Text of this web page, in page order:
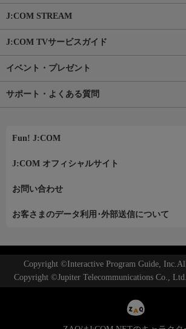
J:COM STREAM
J:COM TVサービスガイド
イベント・プレゼント
サポート・よくある質問
Fun! J:COM
J:COM オフィシャルサイト
お問い合わせ
お客さまのデータ利用･外部送信について
Copyright ©Interactive Program Guide,
Copyright ©Jupiter Telecommunications Co.,